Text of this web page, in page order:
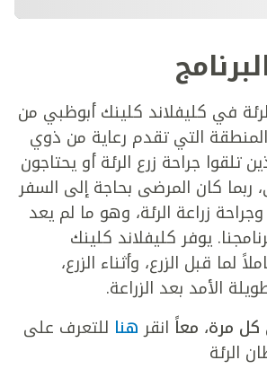
في كليفلاند كلينك أبوظبي من
التي تقدم رعاية من ذوي
تلقوا جراحة زرع الرئة أو يحتاجون
ربما كان المرضى بحاجة إلى السفر
زراعة الرئة، وهو ما لم يعد
يوفر كليفلاند كلينك
لما قبل الزرع، وأثناء الزرع،
الأمد بعد الزراعة.
مرة، معاً انقرهنا للتعرف على
الرئة